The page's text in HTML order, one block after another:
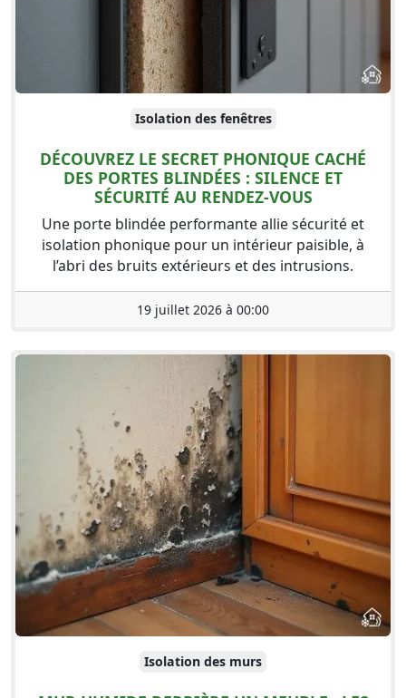
Isolation des fenêtres
DÉCOUVREZ LE SECRET PHONIQUE CACHÉ
DES PORTES BLINDÉES : SILENCE ET
SÉCURITÉ AU RENDEZ-VOUS
Une porte blindée performante allie sécurité et
isolation phonique pour un intérieur paisible, à
l’abri des bruits extérieurs et des intrusions.
19 juillet 2026 à 00:00
Isolation des murs